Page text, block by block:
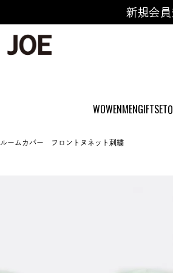
WOWENMENGIFTSET
新規会
ルームカバー フロントヌネット刺繍